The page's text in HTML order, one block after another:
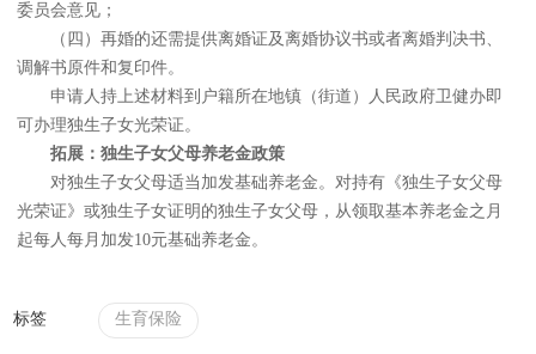
委员会意见；
（四）再婚的还需提供离婚证及离婚协议书或者离婚判决书、
调解书原件和复印件。
申请人持上述材料到户籍所在地镇（街道）人民政府卫健办即
可办理独生子女光荣证。
拓展：独生子女父母养老金政策
对独生子女父母适当加发基础养老金。对持有《独生子女父母
光荣证》或独生子女证明的独生子女父母，从领取基本养老金之月
起每人每月加发10元基础养老金。
标签 生育保险